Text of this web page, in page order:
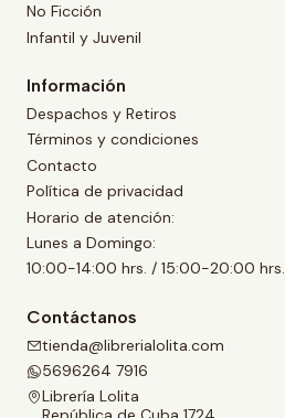
No Ficción
Infantil y Juvenil
Información
Despachos y Retiros
Términos y condiciones
Contacto
Política de privacidad
Horario de atención:
Lunes a Domingo:
10:00-14:00 hrs. / 15:00-20:00 hrs.
Contáctanos
tienda@librerialolita.com
5696264 7916
Librería Lolita